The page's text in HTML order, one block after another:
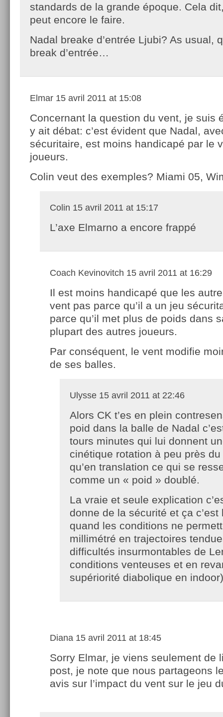
standards de la grande époque. Cela
peut encore le faire.
Nadal breake d’entrée Ljubi? As usual,
break d’entrée…
Elmar 15 avril 2011 at 15:08
Concernant la question du vent, je suis
y ait débat: c’est évident que Nadal,
sécuritaire, est moins handicapé par le
joueurs.
Colin veut des exemples? Miami 05,
Colin 15 avril 2011 at 15:17
L’axe Elmarno a encore frappé
Coach Kevinovitch 15 avril 2011 at 16:29
Il est moins handicapé que les
vent pas parce qu’il a un jeu
parce qu’il met plus de poids dans
plupart des autres joueurs.
Par conséquent, le vent modifie
de ses balles.
Ulysse 15 avril 2011 at 22:46
Alors CK t’es en plein
poid dans la balle de Nadal
tours minutes qui lui donnent
cinétique rotation à peu près
qu’en translation ce qui se
comme un « poid » doublé.
La vraie et seule explication
donne de la sécurité et ça c’est
quand les conditions ne
millimétré en trajectoires
difficultés insurmontables de
conditions venteuses et en
supériorité diabolique en
Diana 15 avril 2011 at 18:45
Sorry Elmar, je viens seulement de
post, je note que nous partageons
avis sur l’impact du vent sur le jeu